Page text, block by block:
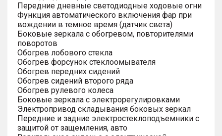
Передние дневные светодиодные ходовые огни
Функция автоматического включения фар при
вождении в темное время (датчик света)
Боковые зеркала с обогревом, повторителями
поворотов
Обогрев лобового стекла
Обогрев форсунок стеклоомывателя
Обогрев передних сидений
Обогрев сидений второго ряда
Обогрев рулевого колеса
Боковые зеркала с электрорегулировками
Электропривод складывания боковых зеркал
Передние и задние электростеклоподъемники с
защитой от защемления, авто